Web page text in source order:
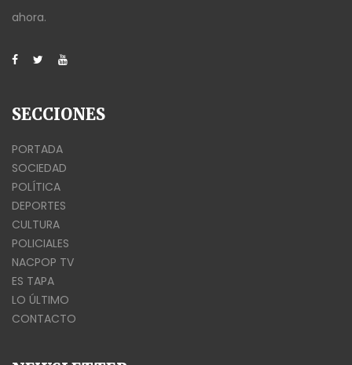
ahora.
SECCIONES
PORTADA
SOCIEDAD
POLÍTICA
DEPORTES
CULTURA
POLICIALES
NACPOP TV
ES TAPA
LO ÚLTIMO
CONTACTO